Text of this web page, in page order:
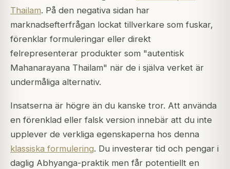
Thailam. På den negativa sidan har
marknadsefterfrågan lockat tillverkare som fuskar,
förenklar formuleringar eller direkt
felrepresenterar produkter som "autentisk
Mahanarayana Thailam" när de i själva verket är
undermåliga alternativ.
Insatserna är högre än du kanske tror. Att använda
en förenklad eller falsk version innebär att du inte
upplever de verkliga egenskaperna hos denna
klassiska formulering. Du investerar tid och pengar i
daglig Abhyanga-praktik men får potentiellt en